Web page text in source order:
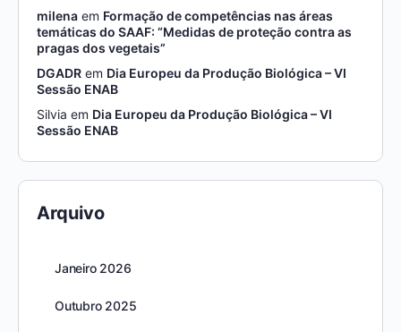
milena em Formação de competências nas áreas
temáticas do SAAF: “Medidas de proteção contra as
pragas dos vegetais”
DGADR em Dia Europeu da Produção Biológica – VI
Sessão ENAB
Silvia em Dia Europeu da Produção Biológica – VI
Sessão ENAB
Arquivo
Janeiro 2026
Outubro 2025